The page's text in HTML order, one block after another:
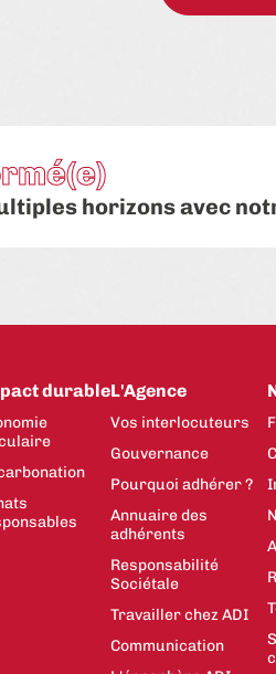
horizons avec
durableL'Agence
Vos interlocuteurs
Gouvernance
Pourquoi adhérer ?
Annuaire des
adhérents
Responsabilité
Sociétale
Travailler chez ADI
Communication